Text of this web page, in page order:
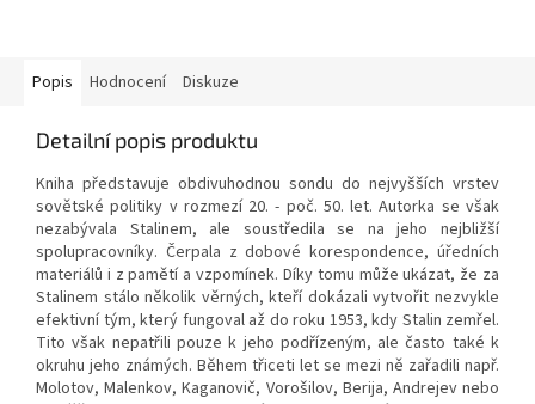
Popis Hodnocení Diskuze
Detailní popis produktu
Kniha představuje obdivuhodnou sondu do nejvyšších vrstev
sovětské politiky v rozmezí 20. - poč. 50. let. Autorka se však
nezabývala Stalinem, ale soustředila se na jeho nejbližší
spolupracovníky. Čerpala z dobové korespondence, úředních
materiálů i z pamětí a vzpomínek. Díky tomu může ukázat, že za
Stalinem stálo několik věrných, kteří dokázali vytvořit nezvykle
efektivní tým, který fungoval až do roku 1953, kdy Stalin zemřel.
Tito však nepatřili pouze k jeho podřízeným, ale často také k
okruhu jeho známých. Během třiceti let se mezi ně zařadili např.
Molotov, Malenkov, Kaganovič, Vorošilov, Berija, Andrejev nebo